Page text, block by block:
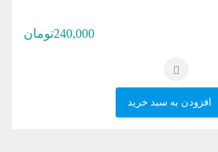
240,000تومان
افزودن به سبد خرید